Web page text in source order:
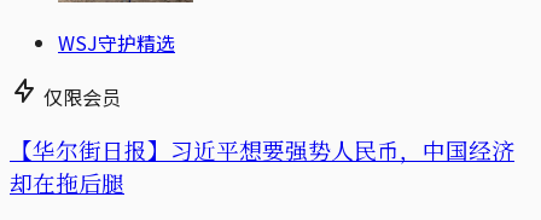
WSJ守护精选
仅限会员
【华尔街日报】习近平想要强势人民币，中国经济
却在拖后腿